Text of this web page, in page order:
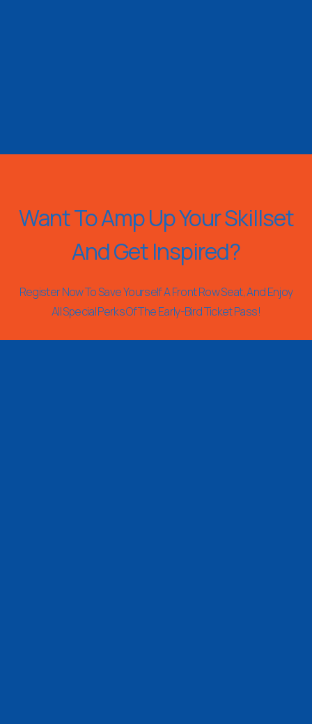
Want To Amp Up Your Skillset
And Get Inspired?
Register Now To Save Yourself A Front Row Seat, And Enjoy
All Special Perks Of The Early-Bird Ticket Pass!